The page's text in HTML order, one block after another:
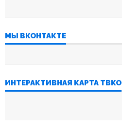
МЫ ВКОНТАКТЕ
ИНТЕРАКТИВНАЯ КАРТА ТВКО